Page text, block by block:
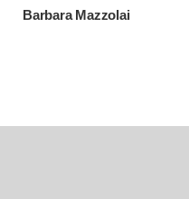
Barbara Mazzolai